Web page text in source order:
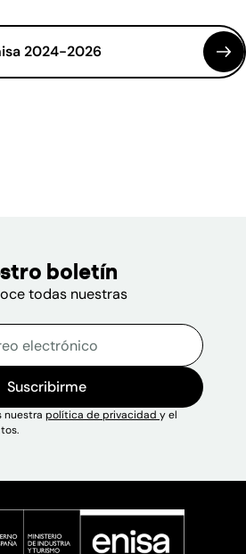
2024-2026
boletín
todas nuestras
Escribe tu correo
Suscribirme
nuestra política de privacidad y el